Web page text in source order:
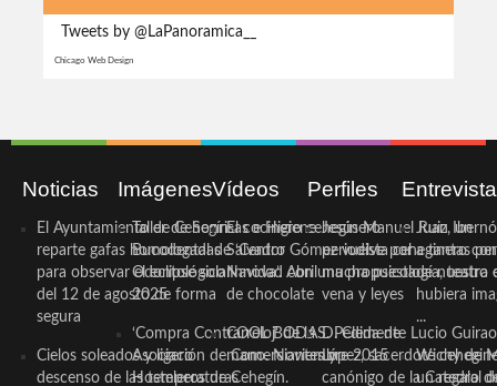
Tweets by @LaPanoramica__
Chicago Web Design
Noticias
El Ayuntamiento de Cehegín
reparte gafas homologadas
para observar el eclipse solar
del 12 de agosto de forma
segura
Cielos soleados y ligero
descenso de las temperaturas
Imágenes
Taller de Sonrisas e Higiene
Bucodental de ‘Centro
Odontológico Innova’. Abril
2025
‘Compra Contrarreloj’ de la
Asociación de Comerciantes y
Hosteleros de Cehegín.
Vídeos
El cocinero ceheginero
Salvador Gómez vuelve por
Navidad con una propuesta
de chocolate
COOL BODAS. Pedida de
mano. Noviembre 2015
Perfiles
Jesús Manuel Ruiz, un
periodista ceheginero con
mucha psicología, teatro
vena y leyes
D. Clemente Lucio Guirao
López, sacerdote
canónigo de la Catedral
Juan
a tantas
de nuestra
hubiera
...
Wichy de
un regalo